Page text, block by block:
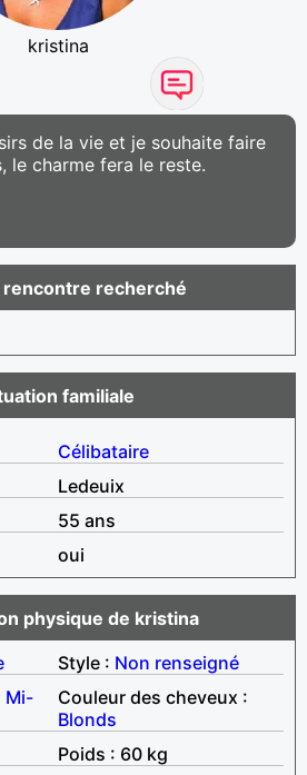
kristina
de la vie et je souhaite faire
le charme fera le reste.
rencontre recherché
familiale
Célibataire
Ledeuix
55 ans
oui
physique de kristina
Style : Non renseigné
Mi-
Couleur des cheveux :
Blonds
Poids : 60 kg